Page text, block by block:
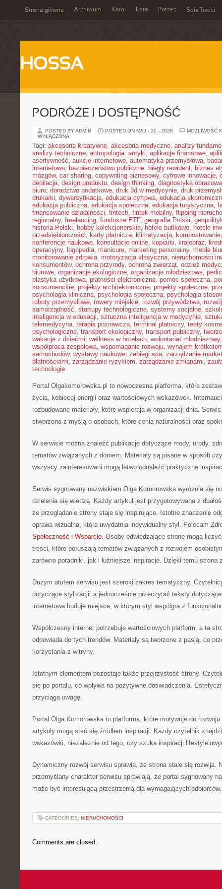
Strona główna Archiwum Karol Lata Prezes Spis Treści
HOSSA
PODRÓŻE I DOSTĘPNOŚĆ
POSTED BY ADMIN POSTED ON MAJ - 10 - 2026
MOŻLIWOŚĆ
WYŁĄCZONA
Tagi: akcesoria kreatywne, akcesoria medyczne, analizy
analizy techniczne, antropologia, antyki, aplikacje finansowe,
asertywność, aukcje internetowe, automatyka przemysłowa,
internetowa, bezpieczeństwo publiczne, biegły rewident, biznes
mózgów, car sharing, copywriting biznesowy, cyfrowe innowacje,
depilacja, design produktu, design thinking, diagnostyka obrazowa
biuro, doradztwo podatkowe, druk 3d w medycynie, druk
drukarki, dywersyfikacja, edukacja cyfrowa, edukacja
edukacja publiczna, edukacja społeczna, edukacja turystyczna,
finansowanie działalności, fintech, fintek mobilny, flipping
regionalny, freelancing, fundusze ETF, geografia Polski,
historia Polski, hobby kolekcjonerskie, hotele butikowe, hotele
przedsiębiorczości, karty płatnicze, klimatyzacja, kompostowanie
konferencje naukowe, konsultacje online, kopiarki, krajobraz,
operacyjny, logopedia, manicure, marketing personalny, meble
monitorowanie zdrowia, motoryzacja klasyczna, nieruchomości
konsumentów, ochrona przyrody, ochrona zwierząt, odzież
biurowe, organizacje ekologiczne, organizacje młodzieżowe,
plastyka użytkowa, płatności elektroniczne, pomoc społeczna,
konsumenckie, projekty architektoniczne, projekty społeczne,
psychologia kliniczna, psychologia społeczna, psychologia
roboty przemysłowe, rowery miejskie, rozwój przywództwa,
samorządność, startupy technologiczne, systemy socjalne,
inteligencja w edukacji, sztuczna inteligencja w medycynie,
telemedycyna, terapia poznawcza, terminal płatniczy, testy
psychologiczne, transport ekologiczny, transport publiczny,
wakacje z dziećmi, wellness w hotelach, wolontariat młodzieżowy
współpraca zespołowa, wspomaganie rozwoju, wynajem
samochodów, wystawy naukowe, zabiegi spa, zarządzanie
płatnościami, zarządzanie ryzykiem, zarządzanie zmianami,
technologie
Portal Olgakomorowska.pl to nowoczesna platforma, które
życia, kobiecej energii oraz wartościowych wskazówek.
rozbudowane materiały, które wspierają w organizacji dnia.
stworzona z myślą o osobach, które cenią naturalności oraz
W serwisie można znaleźć publikacje dotyczące mody, urody,
tematów związanych z domem. Materiały są pisane w sposób
wszyscy zainteresowani mogą łatwo odnaleźć praktyczne
Serwis sygnowany nazwiskiem Olga Komorowska wyróżnia się
dzielenia się wiedzą. Każdy artykuł jest przygotowywana z
że przeglądanie strony staje się inspirujące. Istotne znaczenie
oprawa wizualna, która uwydatnia indywidualny styl. Polecam
Społeczność i Wsparcie. Osoby odwiedzające stronę mogą
treści, które poruszają tematów związanych z rozwojem
zarówno poradniki, jak i luźniejsze inspiracje. Dzięki temu strona
Dużym atutem serwisu jest szeroki zakres tematyczny.
dotyczące stylizacji, a jednocześnie przeczytać teksty
internetowa buduje miejsce, w którym styl współgra z
Współczesny internet potrzebuje wartościowych platform, a ta
odpowiada do tych trendów. Materiały są tworzone z pasją, co
korzystania z witryny.
Istotnym elementem pozostaje także przejrzystość strony.
się po portalu, co wpływa na pozytywne doświadczenia.
przyciąga uwagę.
Portal Olga Komorowska to platforma, które motywuje do
artykuły mogą stać się źródłem inspiracji. Każdy czytelnik
wskazówki, niezależnie od tego, czy szuka inspiracji
Dynamiczny rozwój serwisu sprawia, że strona stale się rozwija.
przemyślany charakter serwisu sprawiają, że portal sygnowany
może być interesującą przestrzenią dla wymagających odbiorców.
CATEGORIES: NIERUCHOMOŚCI
Comments are closed.